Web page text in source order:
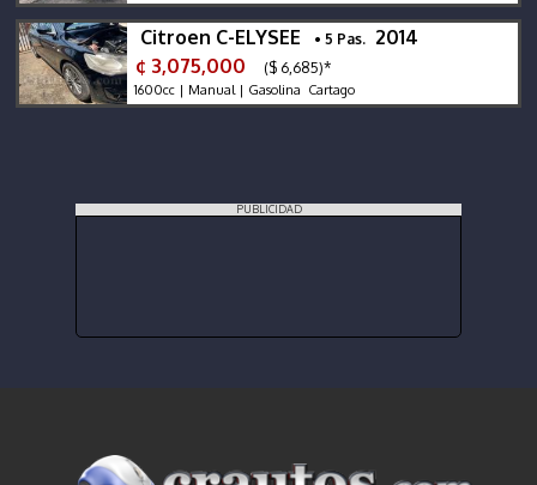
Citroen C-ELYSEE • 5 Pas. 2014
¢ 3,075,000
($ 6,685)*
1600cc | Manual | Gasolina Cartago
PUBLICIDAD